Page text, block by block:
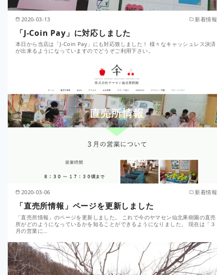
2020-03-13 新着情報
「J-Coin Pay」に対応しました
本日から当店は「J-Coin Pay」にも対応致しました！ 様々なキャッシュレス決済
が出来るようになっていますのでどうぞご利用下さい。
2020-03-06 新着情報
「直売所情報」ページを更新しました
「直売所情報」のページを更新しました。 これで今のヤマセン仙北果樹園の直売
所がどのようになっているかを知ることができるようになりました。 現在は「３
月の営業に…